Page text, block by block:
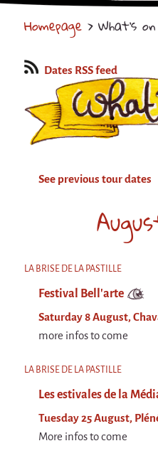
Big Tops
Partners
Shows
Shows
Attraction
BLANC
Muscle Pain
La Brise de la
L'âne & la carotte
Les maîtres du
L'essaim -
La Brise de la
Mad in Finland
Sans-culotte
New productions
Espèce d'idiot
Homepage > What's on
Dates RSS feed
See previous tour dates
LA BRISE DE LA PASTILLE
Festival Bell'arte
Saturday 8 August,
more infos to come
LA BRISE DE LA PASTILLE
Les estivales de la
Tuesday 25 August,
More infos to come